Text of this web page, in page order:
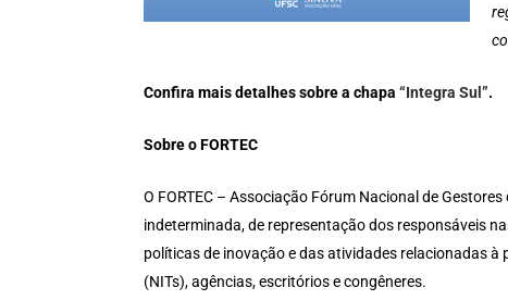
Confira mais detalhes sobre a chapa “Integra Sul”.
Sobre o FORTEC
O FORTEC – Associação Fórum Nacional de
indeterminada, de representação dos responsáveis
políticas de inovação e das atividades relacionadas
(NITs), agências, escritórios e congêneres.